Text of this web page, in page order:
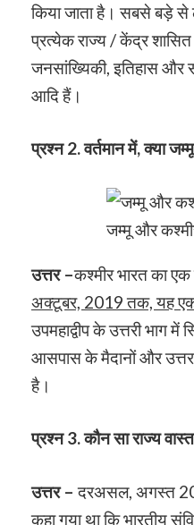
किया जाता है। सबसे बड़े
प्रत्येक राज्य / केंद्र
जनसांख्यिकी, इतिहास और
आदि हैं।
प्रश्न 2. वर्तमान में, क्या
जम्मू और
उत्तर –कश्मीर भारत का
अक्टूबर, 2019 तक, यह एक
उपमहाद्वीप के उत्तरी भाग
आसपास के मैदानों और उत्तर
है।
प्रश्न 3. कौन सा राज्य
उत्तर – दरअसल, अगस्त
कहा गया था कि भारतीय